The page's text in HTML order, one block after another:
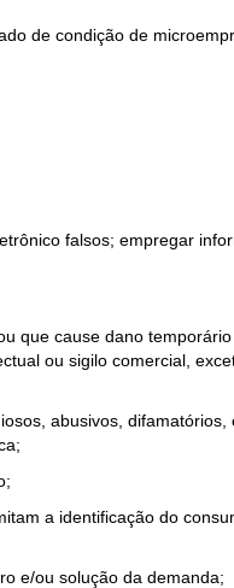
de condição de
falsos; empregar
que cause dano
ou sigilo comercial,
abusivos, difamatórios,
a identificação do
e/ou solução da demanda;